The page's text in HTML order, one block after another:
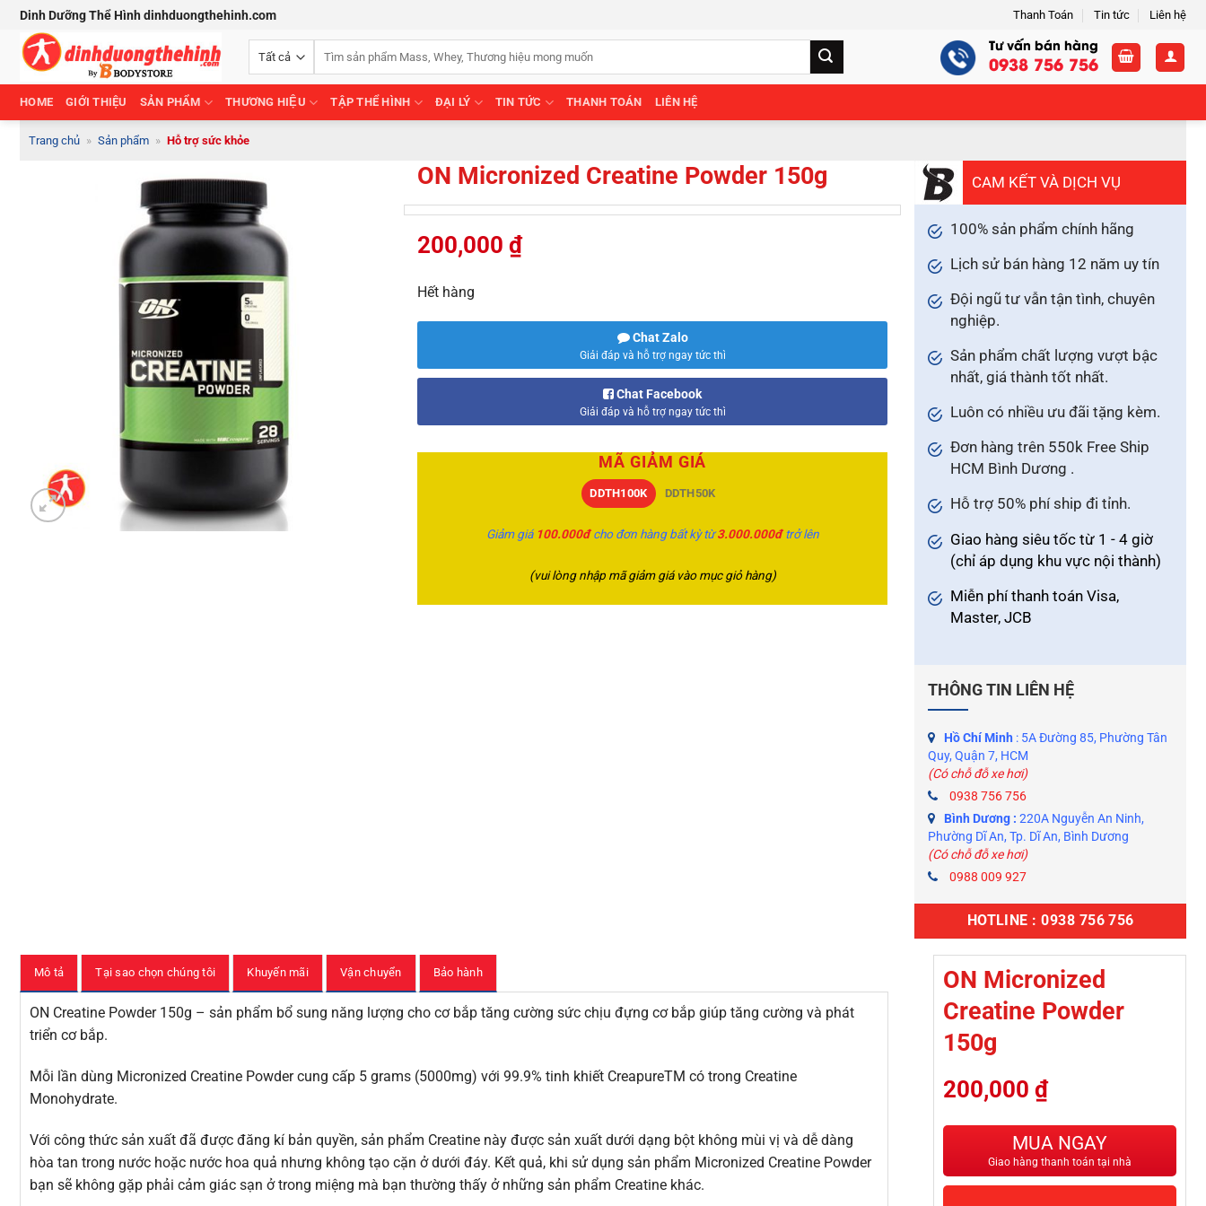
Dinh Dưỡng Thể Hình dinhduongthehinh.com Thanh Toán Tin tức Liên hệ
kiếm:
Tư vấn bán hàng
0938 756 756
HOME GIỚI THIỆU SẢN PHẨM THƯƠNG HIỆU TẬP THỂ HÌNH ĐẠI LÝ TIN TỨC THANH TOÁN LIÊN HỆ
Trang chủ » Sản phẩm » Hỗ trợ sức khỏe
ON Micronized Creatine Powder 150g
200,000₫
Hết hàng
Chat Zalo
Giải đáp và hỗ trợ ngay tức thì
Chat Facebook
Giải đáp và hỗ trợ ngay tức thì
MÃ GIẢM GIÁ
DDTH100K DDTH50K
Giảm giá 100.000đcho đơn hàng bất kỳ từ3.000.000đ trở lên
(vui lòng nhập mã giảm giá vào mục giỏ hàng)
CAM KẾT VÀ DỊCH VỤ
100% sản phẩm chính hãng
Lịch sử bán hàng 12 năm uy tín
Đội ngũ tư vẫn tận tình, chuyên
nghiệp.
Sản phẩm chất lượng vượt bậc
nhất, giá thành tốt nhất.
Luôn có nhiều ưu đãi tặng kèm.
Đơn hàng trên 550k Free Ship
HCM Bình Dương .
Hỗ trợ 50% phí ship đi tỉnh.
Giao hàng siêu tốc từ 1 - 4 giờ
(chỉ áp dụng khu vực nội thành)
Miễn phí thanh toán Visa,
Master, JCB
THÔNG TIN LIÊN HỆ
Hồ Chí Minh : 5A Đường 85, Phường Tân
Quy, Quận 7, HCM
(Có chỗ đỗ xe hơi)
0938 756 756
Bình Dương : 220A Nguyễn An Ninh,
Phường Dĩ An, Tp. Dĩ An, Bình Dương
(Có chỗ đỗ xe hơi)
0988 009 927
HOTLINE : 0938 756 756
Mô tả Tại sao chọn chúng tôi Khuyến mãi Vận chuyển Bảo hành
ON Creatine Powder 150g – sản phẩm bổ sung năng lượng cho cơ bắp tăng cường sức chịu đựng cơ bắp giúp tăng cường và phát
triển cơ bắp.
Mỗi lần dùng Micronized Creatine Powder cung cấp 5 grams (5000mg) với 99.9% tinh khiết CreapureTM có trong Creatine
Monohydrate.
Với công thức sản xuất đã được đăng kí bản quyền, sản phẩm Creatine này được sản xuất dưới dạng bột không mùi vị và dễ dàng
hòa tan trong nước hoặc nước hoa quả nhưng không tạo cặn ở dưới đáy. Kết quả, khi sử dụng sản phẩm Micronized Creatine Powder
bạn sẽ không gặp phải cảm giác sạn ở trong miệng mà bạn thường thấy ở những sản phẩm Creatine khác.
ON Micronized
Creatine Powder
150g
200,000₫
MUA NGAY
Giao hàng thanh toán tại nhà